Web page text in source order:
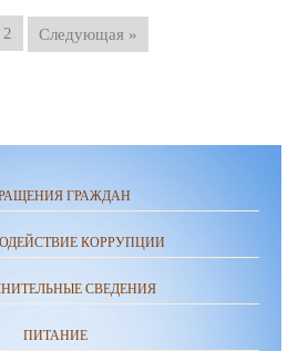
2 Следующая »
ГРАЖДАН
КОРРУПЦИИ
СВЕДЕНИЯ
ПИТАНИЕ